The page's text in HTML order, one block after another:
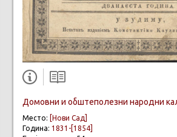
Домовни и обштеполезни народни
Место: [Нови Сад]
Година: 1831-[1854]